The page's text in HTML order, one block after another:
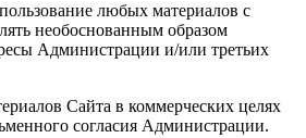
любых материалов с
необоснованным образом
Администрации и/или третьих
Сайта в коммерческих целях
согласия Администрации.